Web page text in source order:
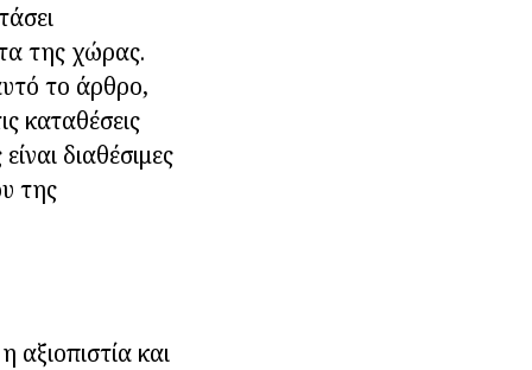
της χώρας.
το άρθρο,
καταθέσεις
διαθέσιμες
της
αξιοπιστία και